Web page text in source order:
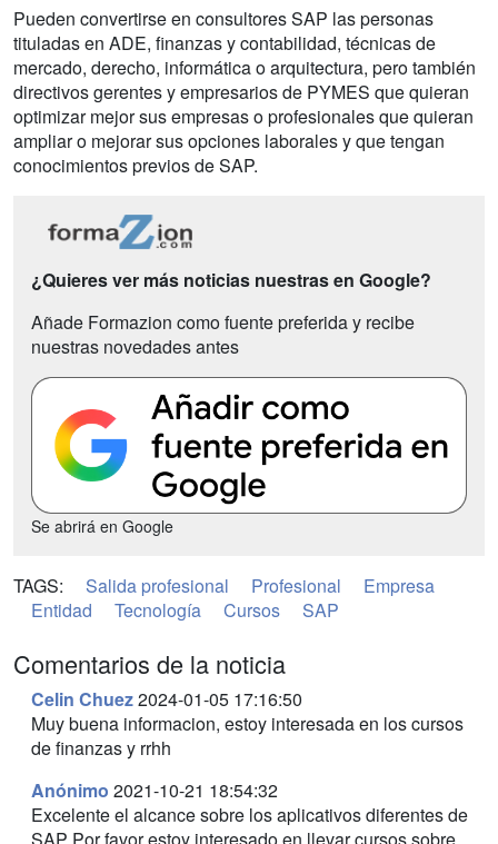
Pueden convertirse en consultores SAP las personas
tituladas en ADE, finanzas y contabilidad, técnicas de
mercado, derecho, informática o arquitectura, pero también
directivos gerentes y empresarios de PYMES que quieran
optimizar mejor sus empresas o profesionales que quieran
ampliar o mejorar sus opciones laborales y que tengan
conocimientos previos de SAP.
¿Quieres ver más noticias nuestras en Google?
Añade Formazion como fuente preferida y recibe
nuestras novedades antes
Se abrirá en Google
TAGS: Salida profesional Profesional
Empresa
Entidad
Tecnología Cursos SAP
Comentarios de la noticia
Celin Chuez2024-01-05 17:16:50
Muy buena informacion, estoy interesada en los cursos
de finanzas y rrhh
Anónimo 2021-10-21 18:54:32
Excelente el alcance sobre los aplicativos diferentes de
SAP Por favor estoy interesado en llevar cursos sobre